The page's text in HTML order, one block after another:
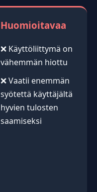
Huomioitavaa
❌ Käyttöliittymä on
vähemmän hiottu
❌ Vaatii enemmän
syötettä käyttäjältä
hyvien tulosten
saamiseksi